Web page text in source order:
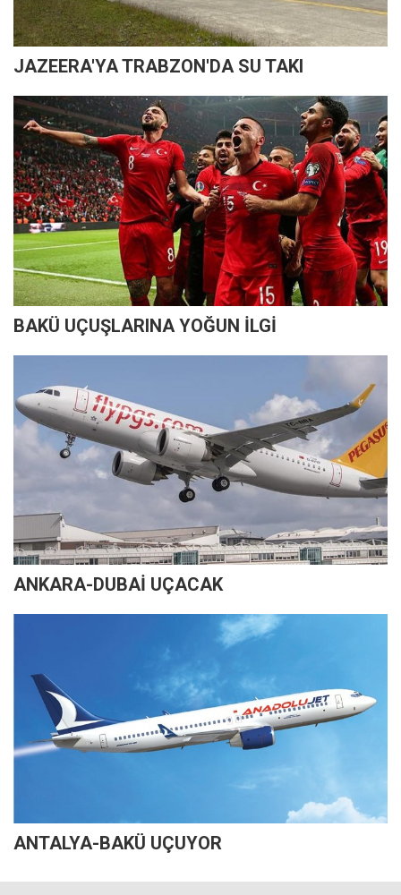
JAZEERA'YA TRABZON'DA SU TAKI
BAKÜ UÇUŞLARINA YOĞUN İLGİ
ANKARA-DUBAİ UÇACAK
ANTALYA-BAKÜ UÇUYOR